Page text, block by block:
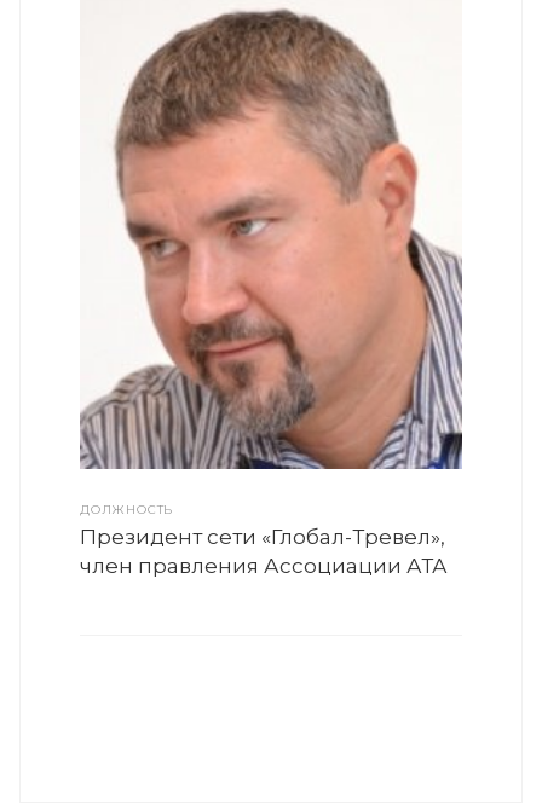
ДОЛЖНОСТЬ
Президент сети «Глобал-Тревел»,
член правления Ассоциации АТА